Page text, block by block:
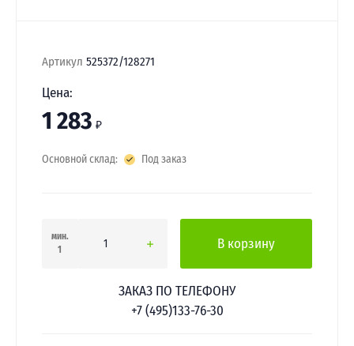
Артикул 525372/128271
Цена:
1 283 ₽
Основной склад: Под заказ
мин.
1
В корзину
ЗАКАЗ ПО ТЕЛЕФОНУ
+7 (495)133-76-30